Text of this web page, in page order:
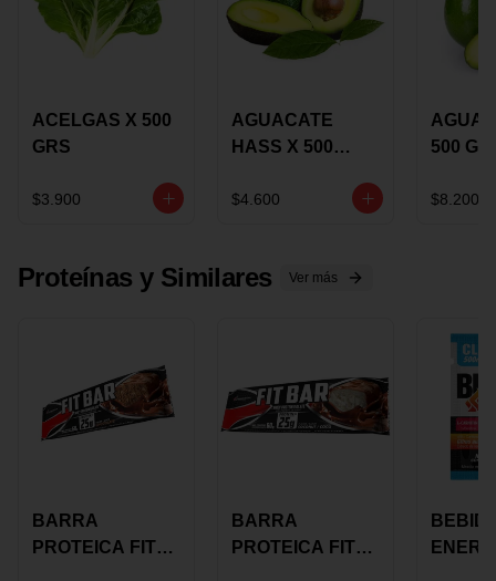
ACELGAS X 500
GRS
$3.900
AGUACATE
HASS X 500
$4.600
500
$8.200
Proteínas y Similares Ver más
BARRA
PROTEICA FIT
BARRA
PROTEICA FIT